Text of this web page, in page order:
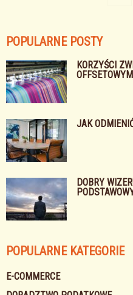
POPULARNE POSTY
KORZYŚCI
OFFSETOWYM
JAK
DOBRY
POPULARNE KATEGORIE
E-COMMERCE